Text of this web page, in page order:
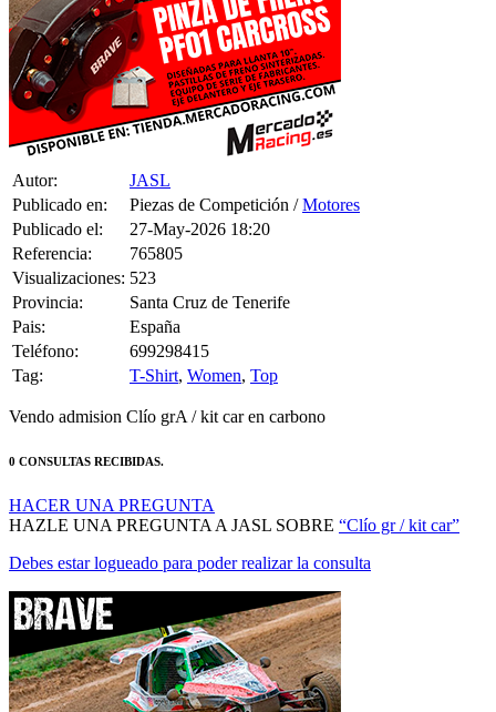
Autor:
JASL
Publicado en:
Piezas de Competición /Motores
Publicado el:
27-May-2026 18:20
Referencia:
765805
Visualizaciones: 523
Provincia:
Santa Cruz de Tenerife
Pais:
España
Teléfono:
699298415
Tag:
T-Shirt, Women, Top
Vendo admision Clío grA / kit car en carbono
0 CONSULTAS RECIBIDAS.
HACER UNA PREGUNTA
HAZLE UNA PREGUNTA A JASL SOBRE “Clío gr / kit car”
Debes estar logueado para poder realizar la consulta